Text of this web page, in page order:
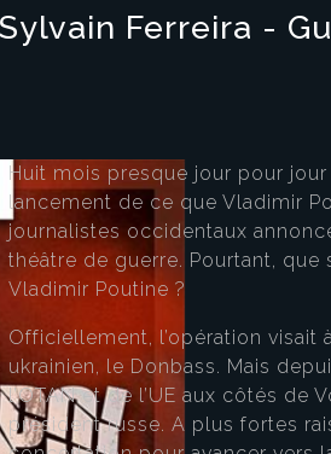
Ferreira -
Huit mois presque jour pour
lancement de ce que Vladimir
journalistes occidentaux
théâtre de guerre. Pourtant,
Vladimir Poutine ?
Officiellement, l’opération visait
ukrainien, le Donbass. Mais
l’OTAN et de l’UE aux côtés
président russe. A plus fortes